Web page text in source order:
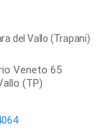
del Vallo (Trapani)
Veneto 65
(TP)